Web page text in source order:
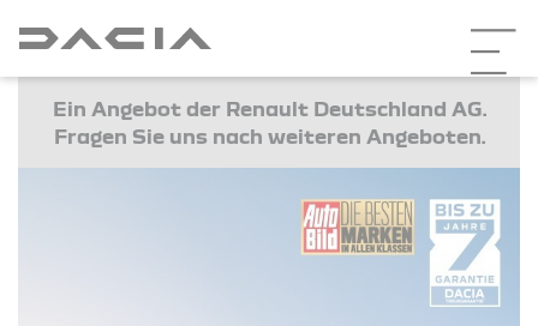
Ein Angebot der Renault Deutschland AG.
Fragen Sie uns nach weiteren Angeboten.